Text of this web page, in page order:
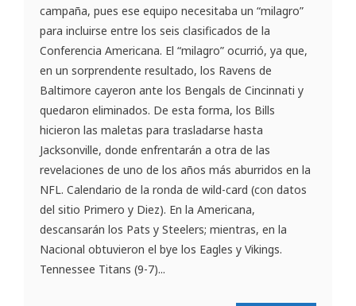
campaña, pues ese equipo necesitaba un “milagro”
para incluirse entre los seis clasificados de la
Conferencia Americana. El “milagro” ocurrió, ya que,
en un sorprendente resultado, los Ravens de
Baltimore cayeron ante los Bengals de Cincinnati y
quedaron eliminados. De esta forma, los Bills
hicieron las maletas para trasladarse hasta
Jacksonville, donde enfrentarán a otra de las
revelaciones de uno de los años más aburridos en la
NFL. Calendario de la ronda de wild-card (con datos
del sitio Primero y Diez). En la Americana,
descansarán los Pats y Steelers; mientras, en la
Nacional obtuvieron el bye los Eagles y Vikings.
Tennessee Titans (9-7)...